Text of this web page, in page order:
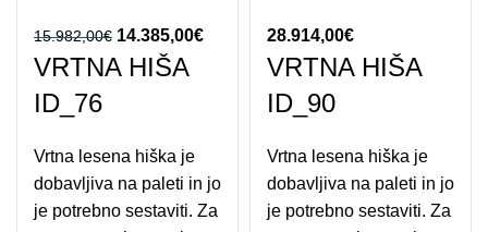
15.982,00€ Izvirna cena je
bila:
14.385,00€ Trenutna
14.385,00€.
VRTNA HIŠA
ID_76
Vrtna lesena hiška je
dobavljiva na paleti in jo
je potrebno sestaviti. Za
28.914,00€
VRTNA HIŠA
ID_90
Vrtna lesena hiška je
dobavljiva na paleti in jo
je potrebno sestaviti. Za